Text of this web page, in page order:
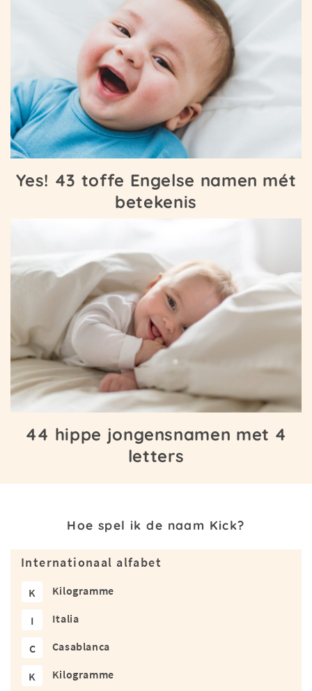
Yes! 43 toffe Engelse namen mét
betekenis
44 hippe jongensnamen met 4
letters
Hoe spel ik de naam Kick?
Internationaal alfabet
K Kilogramme
I Italia
C Casablanca
K Kilogramme